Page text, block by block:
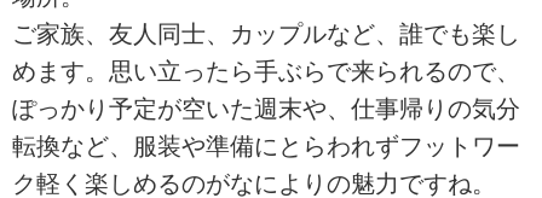
ご家族、友人同士、カップルなど、誰でも楽し
めます。思い立ったら手ぶらで来られるので、
ぽっかり予定が空いた週末や、仕事帰りの気分
転換など、服装や準備にとらわれずフットワー
ク軽く楽しめるのがなによりの魅力ですね。